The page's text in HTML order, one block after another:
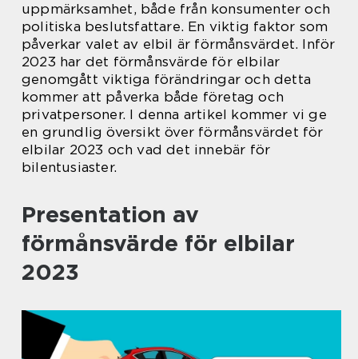
uppmärksamhet, både från konsumenter och
politiska beslutsfattare. En viktig faktor som
påverkar valet av elbil är förmånsvärdet. Inför
2023 har det förmånsvärde för elbilar
genomgått viktiga förändringar och detta
kommer att påverka både företag och
privatpersoner. I denna artikel kommer vi ge
en grundlig översikt över förmånsvärdet för
elbilar 2023 och vad det innebär för
bilentusiaster.
Presentation av
förmånsvärde för elbilar
2023